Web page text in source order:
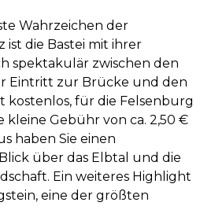
Wahrzeichen der
ist die Bastei mit ihrer
spektakulär zwischen den
Eintritt zur Brücke und den
kostenlos, für die Felsenburg
kleine Gebühr von ca. 2,50 €
haben Sie einen
über das Elbtal und die
Ein weiteres Highlight
, eine der größten